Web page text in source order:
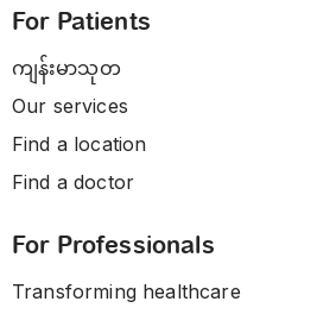
For Patients
ကျန်းမာသုတ
Our services
Find a location
Find a doctor
For Professionals
Transforming healthcare